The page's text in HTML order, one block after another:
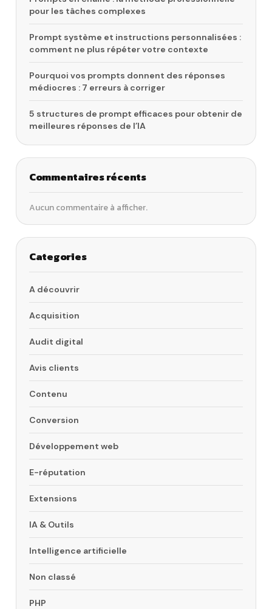
pour les tâches complexes
Prompt système et instructions personnalisées :
comment ne plus répéter votre contexte
Pourquoi vos prompts donnent des réponses
médiocres : 7 erreurs à corriger
5 structures de prompt efficaces pour obtenir de
meilleures réponses de l’IA
Commentaires récents
Aucun commentaire à afficher.
Categories
A découvrir
Acquisition
Audit digital
Avis clients
Contenu
Conversion
Développement web
E-réputation
Extensions
IA & Outils
Intelligence artificielle
Non classé
PHP